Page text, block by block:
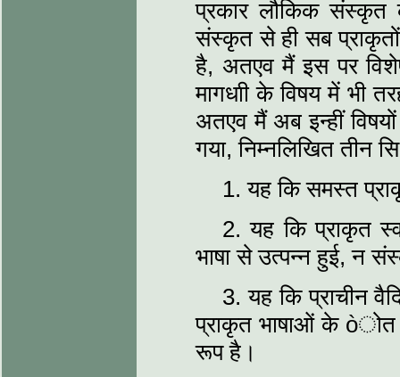
प्रकार लौकिक संस्कृत
संस्कृत से ही सब प्राकृतों
है, अतएव मैं इस पर
मागधाी के विषय में भी
अतएव मैं अब इन्हीं
गया, निम्नलिखित तीन
1. यह कि समस्त
2. यह कि प्राकृत
भाषा से उत्पन्न हुई, न
3. यह कि प्राचीन
प्राकृत भाषाओं के òोत
रूप है।